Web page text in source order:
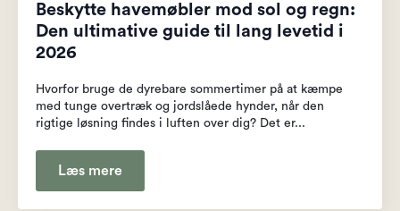
Beskytte havemøbler mod sol og regn:
Den ultimative guide til lang levetid i
2026
Hvorfor bruge de dyrebare sommertimer på at kæmpe
med tunge overtræk og jordslåede hynder, når den
rigtige løsning findes i luften over dig? Det er...
Læs mere